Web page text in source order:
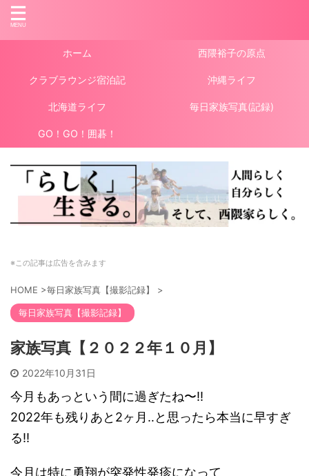
ホーム 西隈裕子の原点
クラブラウンジ宿泊記 沖縄ライフ
北海道ライフ 毎日家族写真(記録)
GO！GO！囲碁！
※この記事は広告を含みます
HOME >毎日家族写真【撮影記録】 >
毎日家族写真【撮影記録】
家族写真【２０２２年１０月】
2022年10月31日
今月もあっという間に過ぎたね〜!!
2022年も残りあと2ヶ月‥と思ったら本当に早すぎ
る!!
今月は特に勇翔が突発性発疹になって